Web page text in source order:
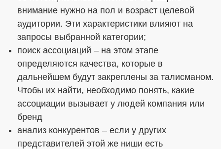
внимание нужно на пол и возраст целевой
аудитории. Эти характеристики влияют на
запросы выбранной категории;
поиск ассоциаций – на этом этапе
определяются качества, которые в
дальнейшем будут закреплены за талисманом.
Чтобы их найти, необходимо понять, какие
ассоциации вызывает у людей компания или
бренд
анализ конкурентов – если у других
представителей этой же ниши есть